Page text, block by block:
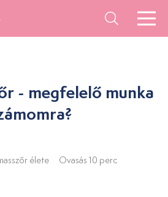
- megfelelő munka
élete Ovasás 10 perc